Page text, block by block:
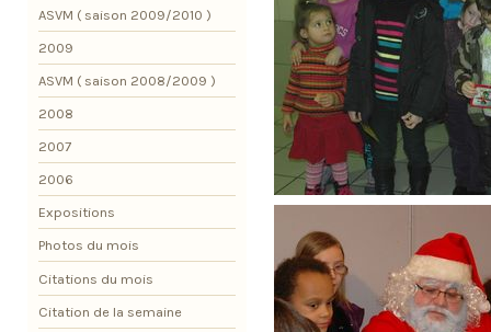
ASVM ( saison 2009/2010 )
2009
ASVM ( saison 2008/2009 )
2008
2007
2006
Expositions
Photos du mois
Citations du mois
Citation de la semaine